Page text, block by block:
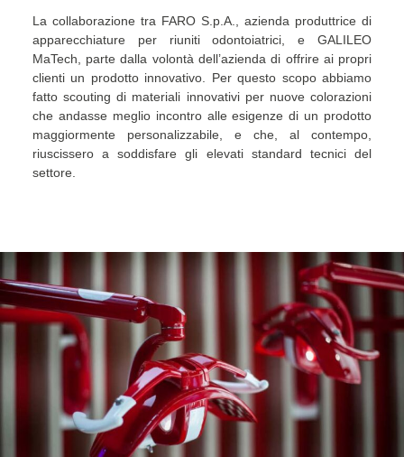
La collaborazione tra FARO S.p.A., azienda produttrice di
apparecchiature per riuniti odontoiatrici, e GALILEO
MaTech, parte dalla volontà dell’azienda di offrire ai propri
clienti un prodotto innovativo. Per questo scopo abbiamo
fatto scouting di materiali innovativi per nuove colorazioni
che andasse meglio incontro alle esigenze di un prodotto
maggiormente personalizzabile, e che, al contempo,
riuscissero a soddisfare gli elevati standard tecnici del
settore.